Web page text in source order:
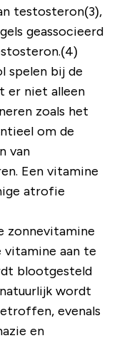
testosteron(3),
geassocieerd
spelen bij de
er niet alleen
zoals het
om de
van
Een vitamine
atrofie
zonnevitamine
vitamine aan te
blootgesteld
wordt
evenals
en